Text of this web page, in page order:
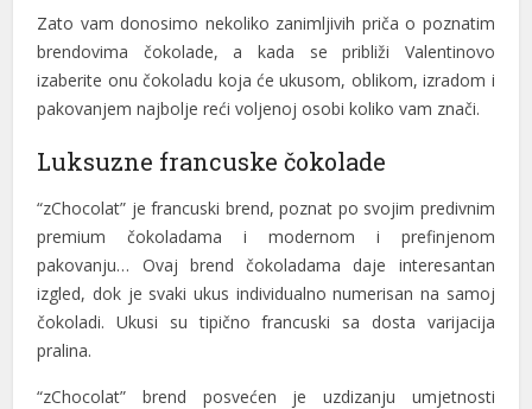
Zato vam donosimo nekoliko zanimljivih priča o poznatim
brendovima čokolade, a kada se približi Valentinovo
izaberite onu čokoladu koja će ukusom, oblikom, izradom i
pakovanjem najbolje reći voljenoj osobi koliko vam znači.
Luksuzne francuske čokolade
“zChocolat” je francuski brend, poznat po svojim predivnim
premium čokoladama i modernom i prefinjenom
pakovanju… Ovaj brend čokoladama daje interesantan
izgled, dok je svaki ukus individualno numerisan na samoj
čokoladi. Ukusi su tipično francuski sa dosta varijacija
pralina.
“zChocolat” brend posvećen je uzdizanju umjetnosti